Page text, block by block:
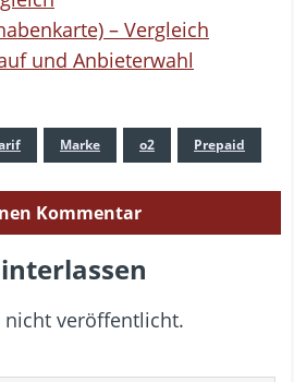
– Vergleich
und Anbieterwahl
Marke o2 Prepaid
Kommentar
nicht veröffentlicht.